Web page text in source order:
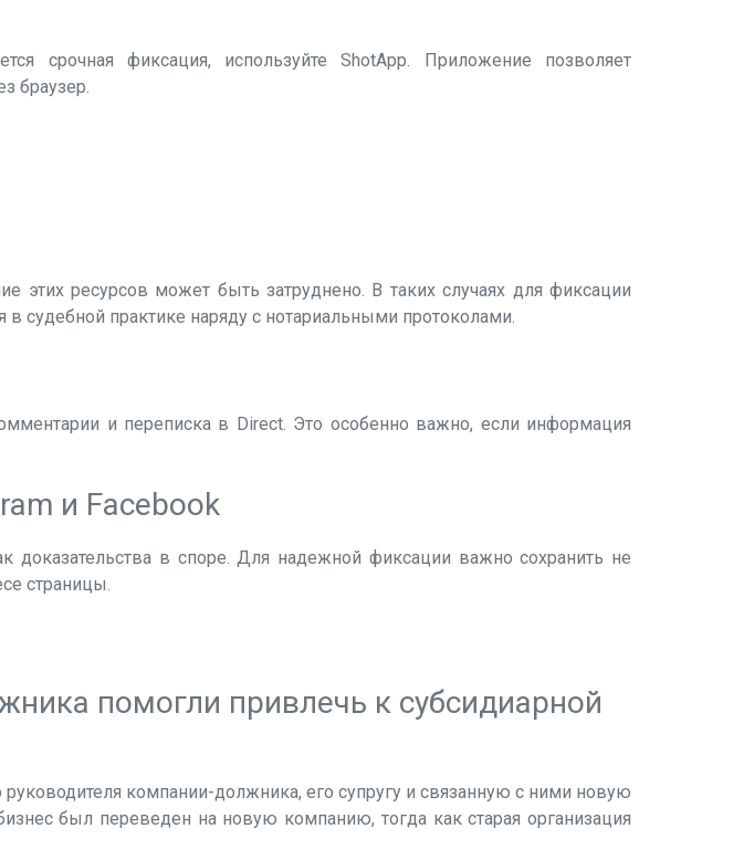
срочная фиксация, используйте ShotApp. Приложение позволяет
браузер.
этих ресурсов может быть затруднено. В таких случаях для фиксации
судебной практике наряду с нотариальными протоколами.
и переписка в Direct. Это особенно важно, если информация
и Facebook
доказательства в споре. Для надежной фиксации важно сохранить не
страницы.
помогли привлечь к субсидиарной
компании-должника, его супругу и связанную с ними новую
был переведен на новую компанию, тогда как старая организация